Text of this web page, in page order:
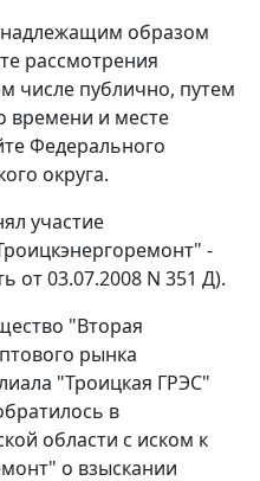
образом
рассмотрения
числе публично, путем
и месте
Федерального
округа.
участие
-
от 03.07.2008 N 351 Д).
"Вторая
рынка
"Троицкая ГРЭС"
в
области с иском к
о взыскании